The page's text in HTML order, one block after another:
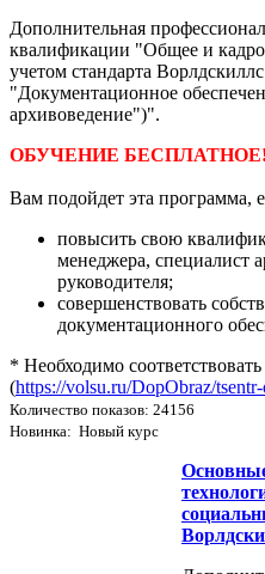
Дополнительная
квалификации "Общее и
учетом стандарта
"Документационное
архивоведение")".
ОБУЧЕНИЕ
Вам подойдет эта программа,
повысить свою
менеджера, специалист
руководителя;
совершенствовать
документационного
* Необходимо
(https://volsu.ru/DopObraz/
Количество показов: 24156
Новинка: Новый курс